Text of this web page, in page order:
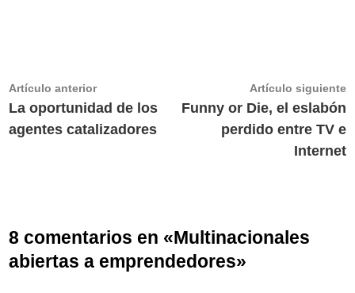
Navegación
de
entradas
Artículo anteriorArtículo
anterior:
La oportunidad de los
agentes catalizadores
Artículo siguiente
Funny or Die, el eslabón
perdido entre TV e
Internet
8 comentarios en «Multinacionales
abiertas a emprendedores»